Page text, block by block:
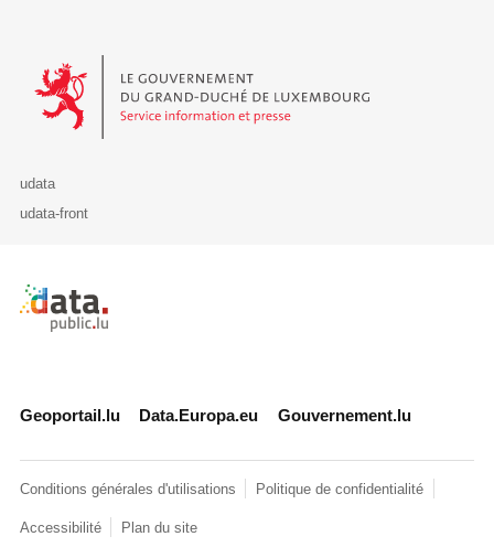
Le Gouvernement du Grand-Duché de Luxembourg - Service
udata
udata-front
Retour à l'accueil de data.public.lu
Geoportail.lu Data.Europa.eu Gouvernement.lu
Conditions générales d'utilisations Politique de confidentialité
Accessibilité Plan du site